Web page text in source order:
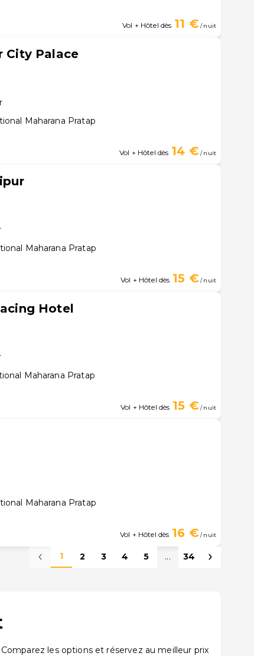
Vol + Hôtel dès 11 €/ nuit
City Palace
Maharana Pratap
Vol + Hôtel dès 14 €/ nuit
Maharana Pratap
Vol + Hôtel dès 15 €/ nuit
Hotel
Maharana Pratap
Vol + Hôtel dès 15 €/ nuit
Maharana Pratap
Vol + Hôtel dès 16 €/ nuit
1 2 3 4 5 ... 34
les options et réservez au meilleur prix